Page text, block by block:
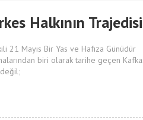
Halkının Trajedisi
21 Mayıs Bir Yas ve Hafıza Günüdür
biri olarak tarihe geçen